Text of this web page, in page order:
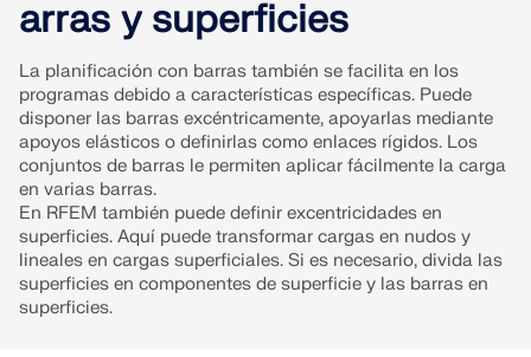
ZONAS DE CARGA
arras y superficies
La planificación con barras también se facilita en los
programas debido a características específicas. Puede
disponer las barras excéntricamente, apoyarlas mediante
apoyos elásticos o definirlas como enlaces rígidos. Los
conjuntos de barras le permiten aplicar fácilmente la carga
en varias barras.
En RFEM también puede definir excentricidades en
superficies. Aquí puede transformar cargas en nudos y
lineales en cargas superficiales. Si es necesario, divida las
superficies en componentes de superficie y las barras en
superficies.